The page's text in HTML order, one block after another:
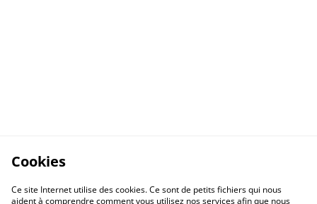
Cookies
Ce site Internet utilise des cookies. Ce sont de petits fichiers qui nous
aident à comprendre comment vous utilisez nos services afin que nous